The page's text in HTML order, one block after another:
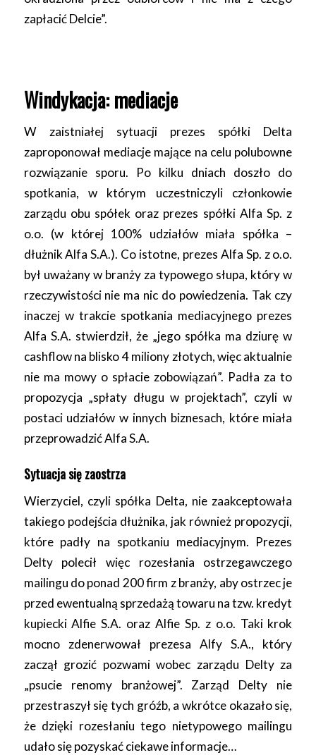
zapłacić Delcie”.
Windykacja: mediacje
W zaistniałej sytuacji prezes spółki Delta
zaproponował mediacje mające na celu polubowne
rozwiązanie sporu. Po kilku dniach doszło do
spotkania, w którym uczestniczyli członkowie
zarządu obu spółek oraz prezes spółki Alfa Sp. z
o.o. (w której 100% udziałów miała spółka –
dłużnik Alfa S.A.). Co istotne, prezes Alfa Sp. z o.o.
był uważany w branży za typowego słupa, który w
rzeczywistości nie ma nic do powiedzenia. Tak czy
inaczej w trakcie spotkania mediacyjnego prezes
Alfa S.A. stwierdził, że „jego spółka ma dziurę w
cashflow na blisko 4 miliony złotych, więc aktualnie
nie ma mowy o spłacie zobowiązań”. Padła za to
propozycja „spłaty długu w projektach”, czyli w
postaci udziałów w innych biznesach, które miała
przeprowadzić Alfa S.A.
Sytuacja się zaostrza
Wierzyciel, czyli spółka Delta, nie zaakceptowała
takiego podejścia dłużnika, jak również propozycji,
które padły na spotkaniu mediacyjnym. Prezes
Delty polecił więc rozesłania ostrzegawczego
mailingu do ponad 200 firm z branży, aby ostrzec je
przed ewentualną sprzedażą towaru na tzw. kredyt
kupiecki Alfie S.A. oraz Alfie Sp. z o.o. Taki krok
mocno zdenerwował prezesa Alfy S.A., który
zaczął grozić pozwami wobec zarządu Delty za
„psucie renomy branżowej”. Zarząd Delty nie
przestraszył się tych gróźb, a wkrótce okazało się,
że dzięki rozesłaniu tego nietypowego mailingu
udało się pozyskać ciekawe informacje…